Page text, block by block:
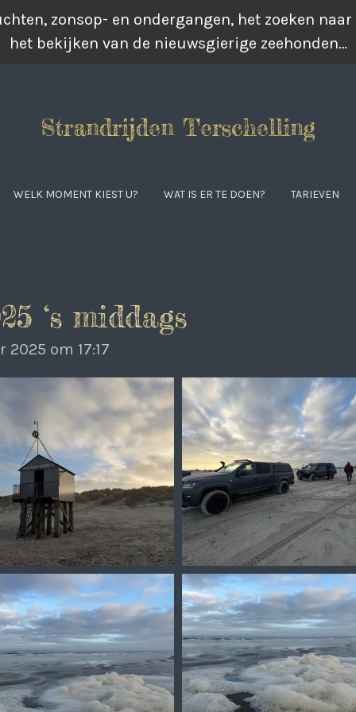
zonsop- en ondergangen, het zoeken
het bekijken van de nieuwsgierige zeehonden…
Strandrijden Terschelling
WELK MOMENT KIEST U? WAT IS ER TE DOEN? TARIEVEN
‘s middags
om 17:17